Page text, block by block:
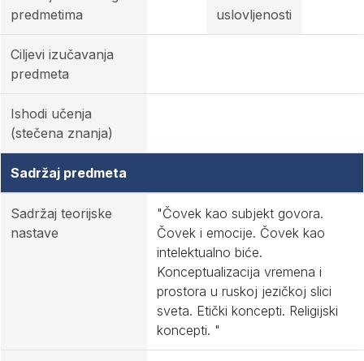
predmetima
uslovljenosti
Ciljevi izučavanja
predmeta
Ishodi učenja
(stečena znanja)
Sadržaj predmeta
Sadržaj teorijske
nastave
"Čovek kao subjekt govora.
Čovek i emocije. Čovek kao
intelektualno biće.
Konceptualizacija vremena i
prostora u ruskoj jezičkoj slici
sveta. Etički koncepti. Religijski
koncepti. "